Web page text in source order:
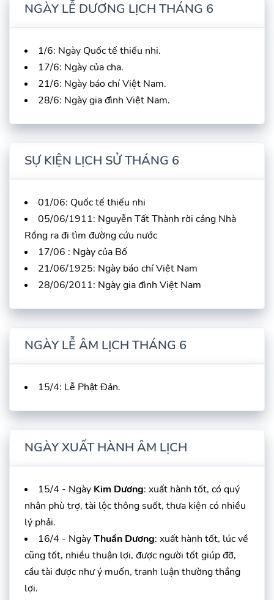
NGÀY LỄ DƯƠNG LỊCH THÁNG 6
1/6: Ngày Quốc tế thiếu nhi.
17/6: Ngày của cha.
21/6: Ngày báo chí Việt Nam.
28/6: Ngày gia đình Việt Nam.
SỰ KIỆN LỊCH SỬ THÁNG 6
01/06: Quốc tế thiếu nhi
05/06/1911: Nguyễn Tất Thành rời cảng Nhà
Rồng ra đi tìm đường cứu nước
17/06 : Ngày của Bố
21/06/1925: Ngày báo chí Việt Nam
28/06/2011: Ngày gia đình Việt Nam
NGÀY LỄ ÂM LỊCH THÁNG 6
15/4: Lễ Phật Đản.
NGÀY XUẤT HÀNH ÂM LỊCH
15/4 - Ngày Kim Dương: xuất hành tốt, có quý
nhân phù trợ, tài lộc thông suốt, thưa kiện có nhiều
lý phải.
16/4 - NgàyThuần Dương: xuất hành tốt, lúc về
cũng tốt, nhiều thuận lợi, được người tốt giúp đỡ,
cầu tài được như ý muốn, tranh luận thường thắng
lợi.